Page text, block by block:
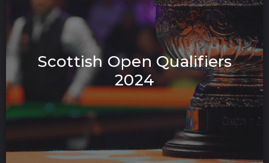
Scottish Open Qualifiers
2024